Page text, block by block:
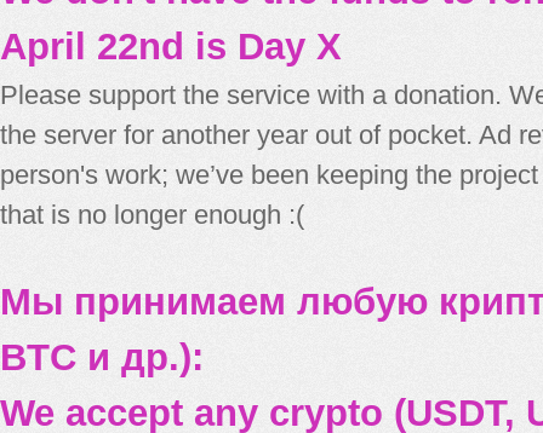
April 22nd is Day X
Please support the service with a donation.
the server for another year out of pocket. Ad
person's work; we’ve been keeping the
that is no longer enough :(
Мы принимаем любую
BTC и др.):
We accept any crypto (USDT,